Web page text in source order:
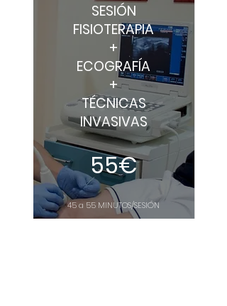
SESIÓN
FISIOTERAPIA
+
ECOGRAFÍA
+
TÉCNICAS
INVASIVAS
55€
45 a 55 MINUTOS/SESIÓN